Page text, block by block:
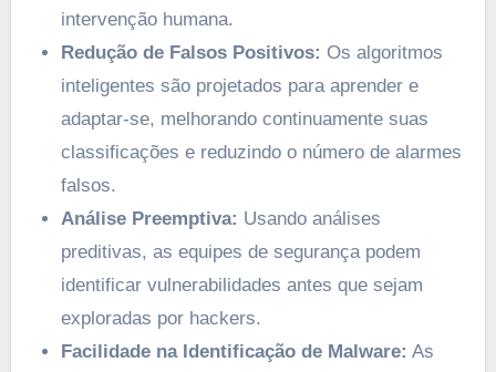
intervenção humana.
Redução de Falsos Positivos: Os algoritmos
inteligentes são projetados para aprender e
adaptar-se, melhorando continuamente suas
classificações e reduzindo o número de alarmes
falsos.
Análise Preemptiva: Usando análises
preditivas, as equipes de segurança podem
identificar vulnerabilidades antes que sejam
exploradas por hackers.
Facilidade na Identificação de Malware: As